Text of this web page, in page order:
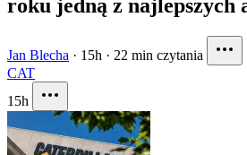
roku jedną z najlepszych
Jan Blecha · 15h · 22 min czytania
CAT
15h